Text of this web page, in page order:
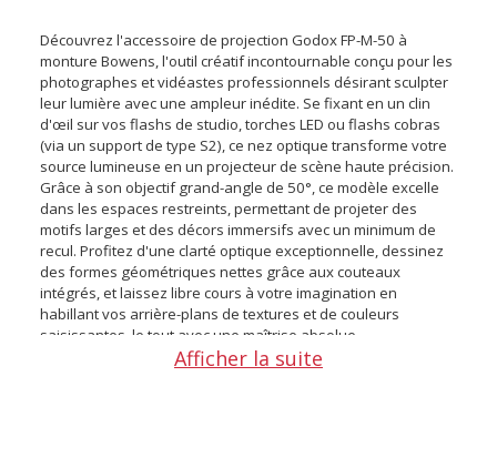
Découvrez l'accessoire de projection Godox FP-M-50 à
monture Bowens, l'outil créatif incontournable conçu pour les
photographes et vidéastes professionnels désirant sculpter
leur lumière avec une ampleur inédite. Se fixant en un clin
d'œil sur vos flashs de studio, torches LED ou flashs cobras
(via un support de type S2), ce nez optique transforme votre
source lumineuse en un projecteur de scène haute précision.
Grâce à son objectif grand-angle de 50°, ce modèle excelle
dans les espaces restreints, permettant de projeter des
motifs larges et des décors immersifs avec un minimum de
recul. Profitez d'une clarté optique exceptionnelle, dessinez
des formes géométriques nettes grâce aux couteaux
intégrés, et laissez libre cours à votre imagination en
habillant vos arrière-plans de textures et de couleurs
saisissantes, le tout avec une maîtrise absolue.
Afficher la suite